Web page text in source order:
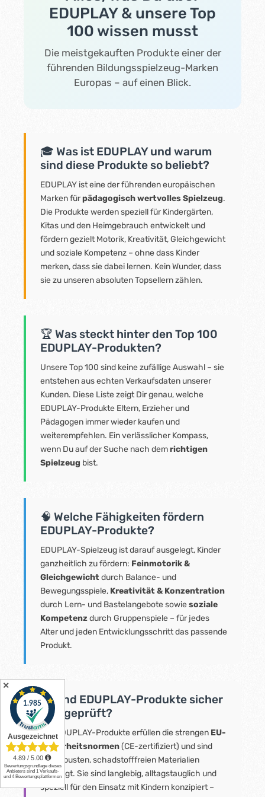
16:00 Uhr unter 04371 6059962 – gerne auch für
Mengenanfragen. Für wen es passt 🏫Kita &
KrippePädagogisch durchdachte Lösungen, die täglich von
vielen Kinderhänden genutzt werden – robust und sicher. 🏠
ZuhauseKlare, kindgerechte Formen, die in jedes
Kinderzimmer passen und das freie Spiel fördern. 🏨
Tagesmütter & PraxisWartebereiche, Spielecken,
Therapiezimmer – professionelle Qualität mit langer
EDUPLAY & unsere Top
100 wissen musst
Die meistgekauften Produkte einer der
führenden Bildungsspielzeug-Marken
Europas – auf einen Blick.
🎓 Was ist EDUPLAY und warum
sind diese Produkte so beliebt?
EDUPLAY ist eine der führenden europäischen
Marken fürpädagogisch wertvolles Spielzeug.
Die Produkte werden speziell für Kindergärten,
Kitas und den Heimgebrauch entwickelt und
fördern gezielt Motorik, Kreativität, Gleichgewicht
und soziale Kompetenz – ohne dass Kinder
merken, dass sie dabei lernen. Kein Wunder, dass
sie zu unseren absoluten Topsellern zählen.
🏆 Was steckt hinter den Top 100
EDUPLAY-Produkten?
Unsere Top 100 sind keine zufällige Auswahl – sie
entstehen aus echten Verkaufsdaten unserer
Kunden. Diese Liste zeigt Dir genau, welche
EDUPLAY-Produkte Eltern, Erzieher und
Pädagogen immer wieder kaufen und
weiterempfehlen. Ein verlässlicher Kompass,
wenn Du auf der Suche nach demrichtigen
Spielzeug bist.
🧠 Welche Fähigkeiten fördern
EDUPLAY-Produkte?
EDUPLAY-Spielzeug ist darauf ausgelegt, Kinder
ganzheitlich zu fördern: Feinmotorik &
Gleichgewichtdurch Balance- und
Bewegungsspiele, Kreativität & Konzentration
durch Lern- und Bastelangebote sowiesoziale
Kompetenzdurch Gruppenspiele – für jedes
Alter und jeden Entwicklungsschritt das passende
Produkt.
🛡️ Sind EDUPLAY-Produkte sicher
und geprüft?
Alle EDUPLAY-Produkte erfüllen die strengen EU-
Sicherheitsnormen(CE-zertifiziert) und sind
aus robusten, schadstofffreien Materialien
gefertigt. Sie sind langlebig, alltagstauglich und
speziell für den Einsatz mit Kindern konzipiert –
✕